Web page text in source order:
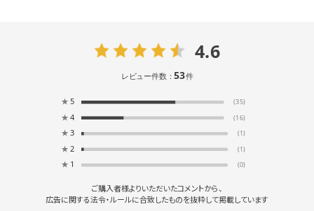
4.6
レビュー件数：53件
★ 5 (35)
★ 4 (16)
★ 3 (1)
★ 2 (1)
★ 1 (0)
ご購入者様よりいただいたコメントから、
広告に関する法令・ルールに合致したものを抜粋して掲載しています